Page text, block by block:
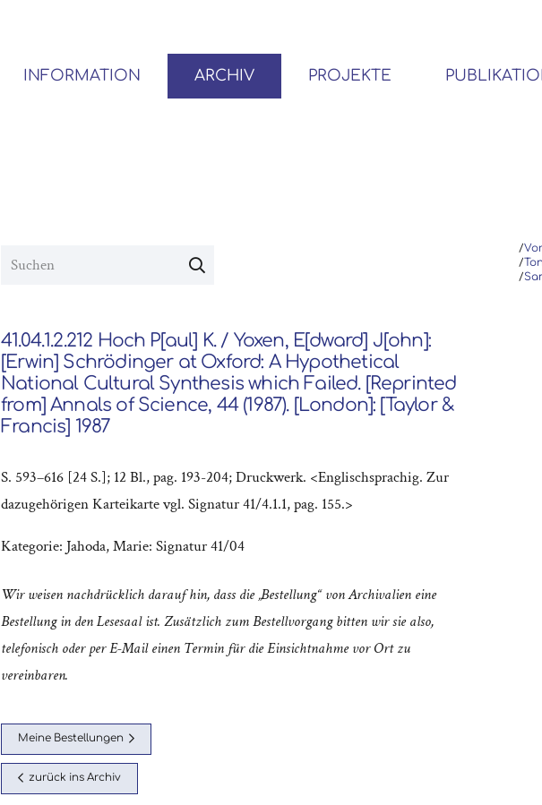
INFORMATION ARCHIV PROJEKTE
/
/
/
41.04.1.2.212 Hoch P[aul] K. / Yoxen, E[dward] J[ohn]:
[Erwin] Schrödinger at Oxford: A Hypothetical
National Cultural Synthesis which Failed. [Reprinted
from] Annals of Science, 44 (1987). [London]: [Taylor &
Francis] 1987
S. 593–616 [24 S.]; 12 Bl., pag. 193-204; Druckwerk. <Englischsprachig. Zur
dazugehörigen Karteikarte vgl. Signatur 41/4.1.1, pag. 155.>
Kategorie: Jahoda, Marie: Signatur 41/04
Wir weisen nachdrücklich darauf hin, dass die „Bestellung“ von Archivalien eine
Bestellung in den Lesesaal ist. Zusätzlich zum Bestellvorgang bitten wir sie also,
telefonisch oder per E-Mail einen Termin für die Einsichtnahme vor Ort zu
vereinbaren.
Meine Bestellungen
zurück ins Archiv